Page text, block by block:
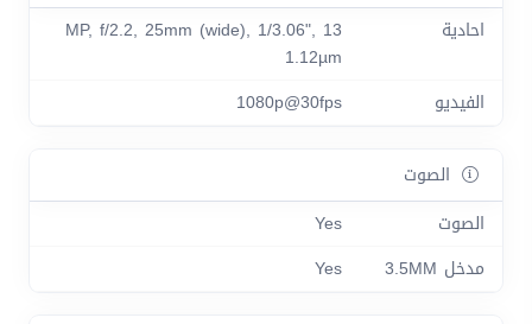
احادية
13 MP, f/2.2, 25mm (wide), 1/3.06",
1.12µm
الفيديو
1080p@30fps
الصوت
الصوت
Yes
مدخل 3.5MM
Yes